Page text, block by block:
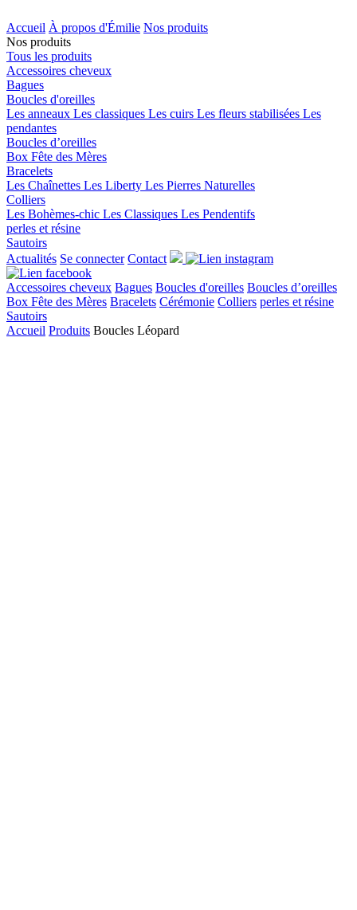
Accueil À propos d'Émilie Nos produits
Nos produits
Tous les produits
Accessoires cheveux
Bagues
Boucles d'oreilles
Les anneaux Les classiques Les cuirs Les fleurs stabilisées Les
pendantes
Boucles d’oreilles
Box Fête des Mères
Bracelets
Les Chaînettes Les Liberty Les Pierres Naturelles
Colliers
Les Bohèmes-chic Les Classiques Les Pendentifs
perles et résine
Sautoirs
Actualités Se connecter Contact
Accessoires cheveux Bagues Boucles d'oreilles Boucles d’oreilles
Box Fête des Mères Bracelets Cérémonie Colliers perles et résine
Sautoirs
Accueil Produits Boucles Léopard